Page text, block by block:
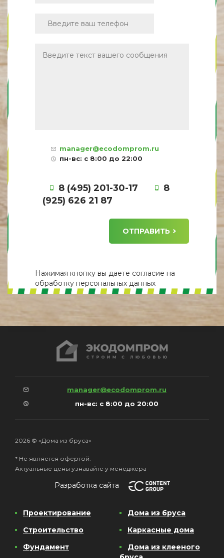
manager@ecodomprom.ru
пн-вс: с 8:00 до 22:00
8 (495) 201-30-17
8
(925) 626 21 87
ОТПРАВИТЬ
Нажимая кнопку вы даете согласие на
обработку персональных данных
manager@ecodomprom.ru
пн-вс: с 8:00 до 20:00
2026 © «Дома из бруса»
* Не является офертой.
Актуальные цены узнавайте у менеджера
Разработка сайта
Проектирование
Строительство
Фундамент
Дома из бруса
Каркасные дома
Дома из клееного